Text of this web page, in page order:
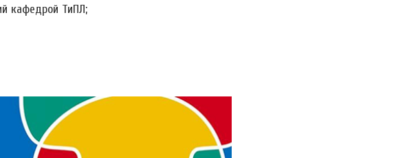
кафедрой ТиПЛ;